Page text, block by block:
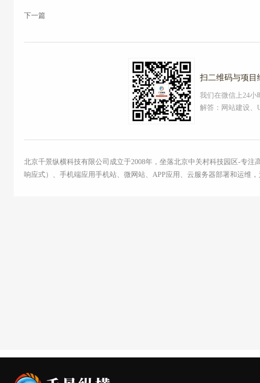
下一篇
扫二维码与项目
我们在微信上24小
解答：网站建设、
北京千景纵横科技有限公司成立于2008年，坐落北京中关村科技园区-专
响应式）、手机端应用手机站、微网站、APP应用、云服务器部署和运维